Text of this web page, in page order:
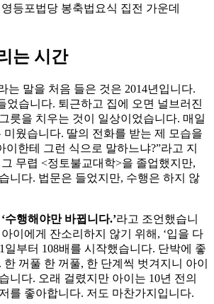
등포법당 봉축법요식 집전 가운데
는 시간
는 말을 처음 들은 것은 2014년입니다.
었습니다. 퇴근하고 집에 오면 널브러진
릇을 치우는 것이 일상이었습니다. 매일
미웠습니다. 딸의 전화를 받는 제 모습을
이한테 그런 식으로 말하느냐?”라고 지
무렵 <정토불교대학>을 졸업했지만,
니다. 법문은 들었지만, 수행은 하지 않
‘수행해야만 바뀝니다.’라고 조언했습니
이에게 잔소리하지 않기 위해, ‘입을 다
일부터 108배를 시작했습니다. 단박에 좋
꺼풀 한 꺼풀, 한 단계씩 벗겨지니 아이
니다. 오래 걸렸지만 아이는 10년 전의
를 좋아합니다. 저도 마찬가지입니다.